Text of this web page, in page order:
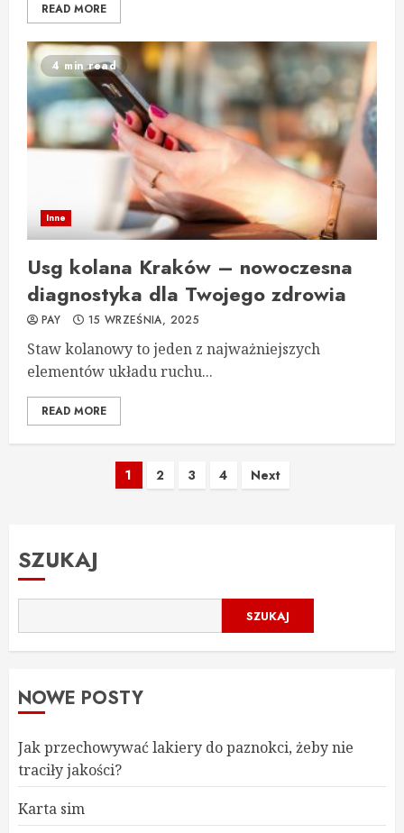
READ MORE
4 min read
Inne
Usg kolana Kraków – nowoczesna
diagnostyka dla Twojego zdrowia
PAY 15 WRZEŚNIA, 2025
Staw kolanowy to jeden z najważniejszych
elementów układu ruchu...
READ MORE
Stronicowanie
1 2 3 4 Next
SZUKAJ
SZUKAJ
NOWE POSTY
Jak przechowywać lakiery do paznokci, żeby nie
traciły jakości?
Karta sim